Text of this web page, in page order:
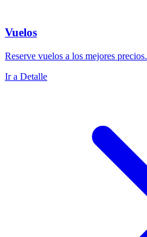
Vuelos
Reserve vuelos a los mejores precios.
Ir a Detalle